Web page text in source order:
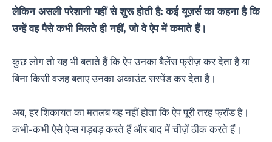
लेकिन असली परेशानी यहीं से शुरू होती है: कई यूज़र्स का कहना है कि
उन्हें वह पैसे कभी मिलते ही नहीं, जो वे ऐप में कमाते हैं।
कुछ लोग तो यह भी बताते हैं कि ऐप उनका बैलेंस फ्रीज़ कर देता है या
बिना किसी वजह बताए उनका अकाउंट सस्पेंड कर देता है।
अब, हर शिकायत का मतलब यह नहीं होता कि ऐप पूरी तरह फ्रॉड है।
कभी-कभी ऐसे ऐप्स गड़बड़ करते हैं और बाद में चीज़ें ठीक करते हैं।